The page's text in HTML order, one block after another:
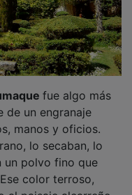
de un engranaje
manos y oficios.
lo secaban, lo
un polvo fino que
color terroso,
paisaje alcarreño,